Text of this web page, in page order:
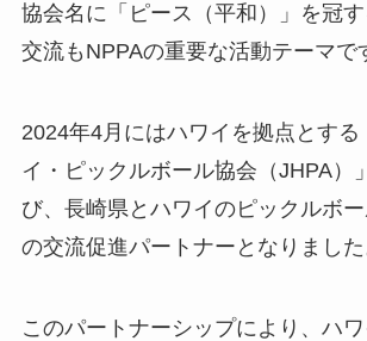
協会名に「ピース（平和）」を冠
交流もNPPAの重要な活動テーマで
2024年4月にはハワイを拠点とする
イ・ピックルボール協会（JHPA）
び、長崎県とハワイのピックルボ
の交流促進パートナーとなりました
このパートナーシップにより、ハ